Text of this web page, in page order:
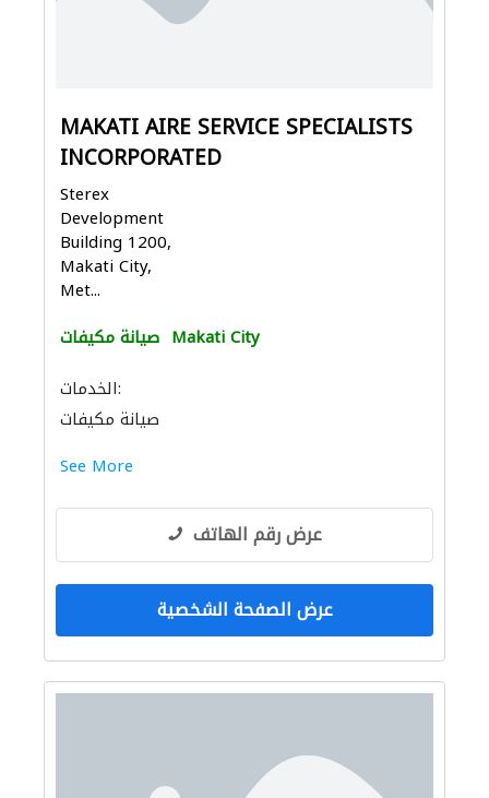
MAKATI AIRE SERVICE SPECIALISTS
INCORPORATED
Sterex
Development
Building 1200,
Makati City,
Met...
صيانة مكيفات Makati City
الخدمات:
صيانة مكيفات
See More
عرض رقم الهاتف
عرض الصفحة الشخصية